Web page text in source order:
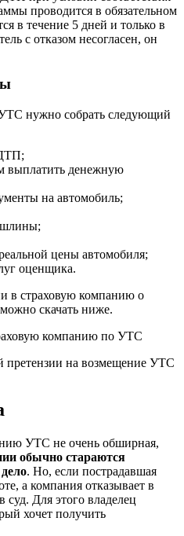
проводится в обязательном
в течение 5 дней и только в
с отказом несогласен, он
нужно собрать следующий
выплатить денежную
на автомобиль;
цены автомобиля;
оценщика.
в страховую компанию о
скачать ниже.
претензии на возмещение УТС
УТС не очень обширная,
обычно стараются
. Но, если пострадавшая
а компания отказывает в
Для этого владелец
хочет получить